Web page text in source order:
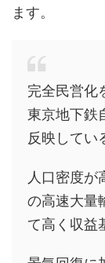
ます。
完全民営化
東京地下鉄
反映してい
人口密度が
の高速大量
て高く収益